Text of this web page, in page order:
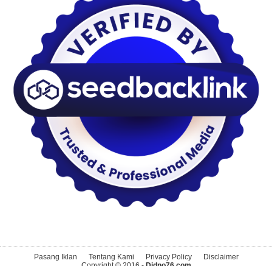
Pasang Iklan Tentang Kami Privacy Policy
Disclaimer